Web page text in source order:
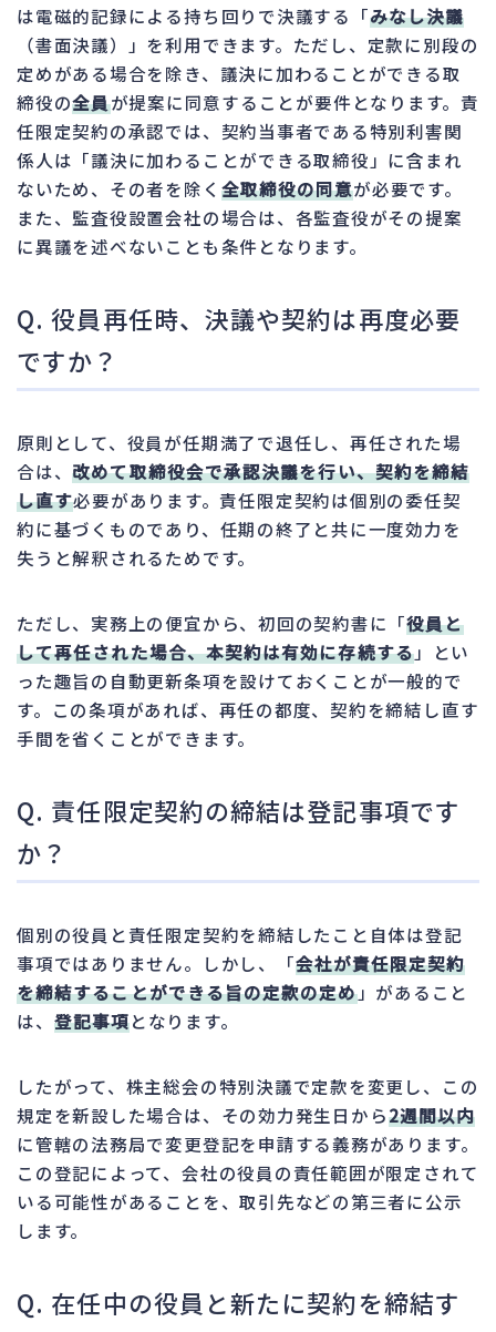
は電磁的記録による持ち回りで決議する「みなし決議
（書面決議）」を利用できます。ただし、定款に別段の
定めがある場合を除き、議決に加わることができる取
締役の全員が提案に同意することが要件となります。責
任限定契約の承認では、契約当事者である特別利害関
係人は「議決に加わることができる取締役」に含まれ
ないため、その者を除く 全取締役の同意が必要です。
また、監査役設置会社の場合は、各監査役がその提案
に異議を述べないことも条件となります。
Q. 役員再任時、決議や契約は再度必要
ですか？
原則として、役員が任期満了で退任し、再任された場
合は、改めて取締役会で承認決議を行い、契約を締結
し直す必要があります。責任限定契約は個別の委任契
約に基づくものであり、任期の終了と共に一度効力を
失うと解釈されるためです。
ただし、実務上の便宜から、初回の契約書に「役員と
して再任された場合、本契約は有効に存続する」とい
った趣旨の自動更新条項を設けておくことが一般的で
す。この条項があれば、再任の都度、契約を締結し直す
手間を省くことができます。
Q. 責任限定契約の締結は登記事項です
か？
個別の役員と責任限定契約を締結したこと自体は登記
事項ではありません。しかし、「会社が責任限定契約
を締結することができる旨の定款の定め」があること
は、 登記事項となります。
したがって、株主総会の特別決議で定款を変更し、この
規定を新設した場合は、その効力発生日から2週間以内
に管轄の法務局で変更登記を申請する義務があります。
この登記によって、会社の役員の責任範囲が限定されて
いる可能性があることを、取引先などの第三者に公示
します。
Q. 在任中の役員と新たに契約を締結す